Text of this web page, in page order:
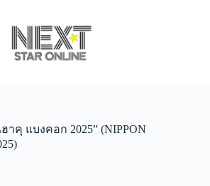
าคุ แบงคอก 2025” (NIPPON